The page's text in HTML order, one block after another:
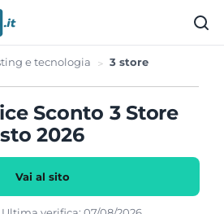
e tecnologia 3 store
2026
Vai al sito